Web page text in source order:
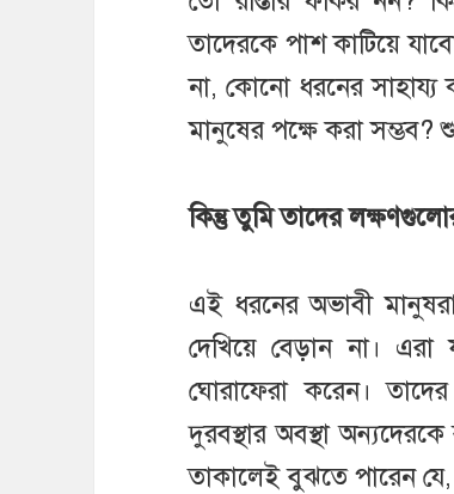
তাদেরকে পাশ কাটিয়ে
না, কোনো ধরনের সাহায্য
মানুষের পক্ষে করা সম্ভব?
কিন্তু তুমি তাদের
এই ধরনের অভাবী
দেখিয়ে বেড়ান না।
ঘোরাফেরা করেন।
দুরবস্থার অবস্থা
তাকালেই বুঝতে পারেন